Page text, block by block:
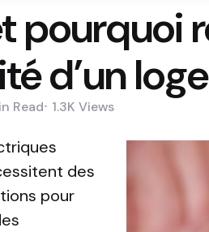
pourquoi
d’un
Read 1.3K Views
des
pour